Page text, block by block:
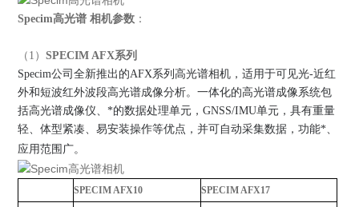
Specim高光谱 相机参数 ：
（1）SPECIM AFX系列
Specim公司全新推出的AFX系列高光谱相机，适用于可见光-近红
外和短波红外波段高光谱成像分析。一体化的高光谱成像系统包
括高光谱成像仪、*的数据处理单元，GNSS/IMU单元，具有重量
轻、体型紧凑、易安装操作等优点 ，并可自动采集数据，功能*、
应用范围广。
SPECIM AFX10 SPECIM AFX17